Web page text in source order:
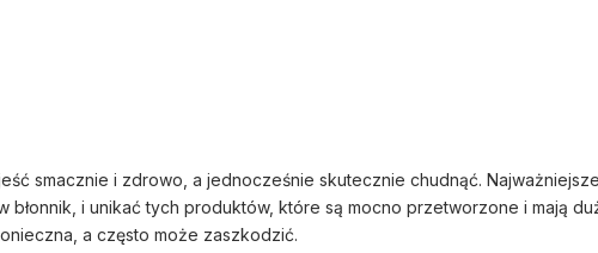
smacznie i zdrowo, a jednocześnie skutecznie chudnąć.
błonnik, i unikać tych produktów, które są mocno przetworzone i mają
a często może zaszkodzić.